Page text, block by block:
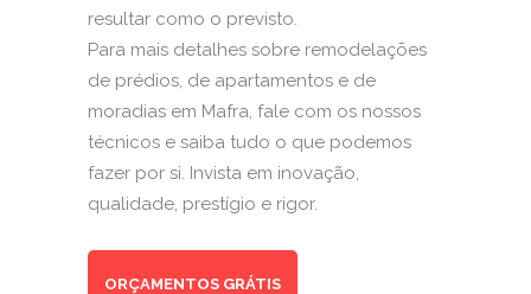
resultar como o previsto.
Para mais detalhes sobre remodelações
de prédios, de apartamentos e de
moradias em Mafra, fale com os nossos
técnicos e saiba tudo o que podemos
fazer por si. Invista em inovação,
qualidade, prestígio e rigor.
ORÇAMENTOS GRÁTIS